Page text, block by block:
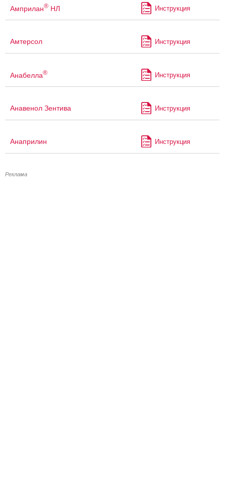
Амприлан® НЛ Инструкция
Амтерсол Инструкция
Анабелла® Инструкция
Анавенол Зентива Инструкция
Анаприлин Инструкция
Реклама